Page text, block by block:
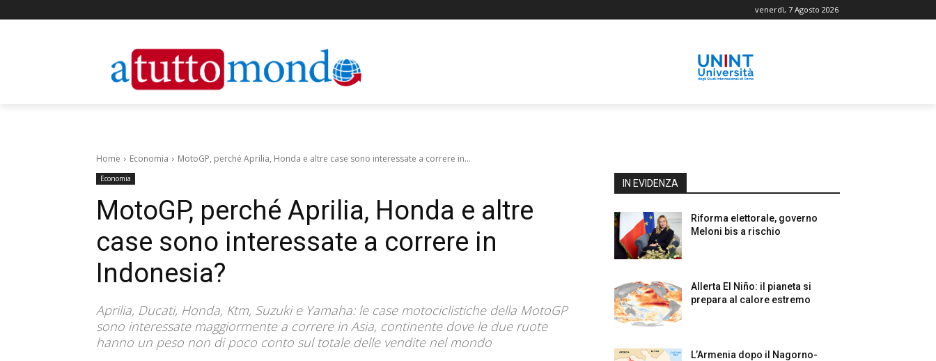
venerdì, 7 Agosto 2026
Home Economia MotoGP, perché Aprilia, Honda e altre case sono interessate a correre in...
Economia
MotoGP, perché Aprilia, Honda e altre
case sono interessate a correre in
Indonesia?
Aprilia, Ducati, Honda, Ktm, Suzuki e Yamaha: le case motociclistiche della MotoGP
sono interessate maggiormente a correre in Asia, continente dove le due ruote
hanno un peso non di poco conto sul totale delle vendite nel mondo
IN EVIDENZA
Riforma elettorale, governo
Meloni bis a rischio
Allerta El Niño: il pianeta si
prepara al calore estremo
L’Armenia dopo il Nagorno-